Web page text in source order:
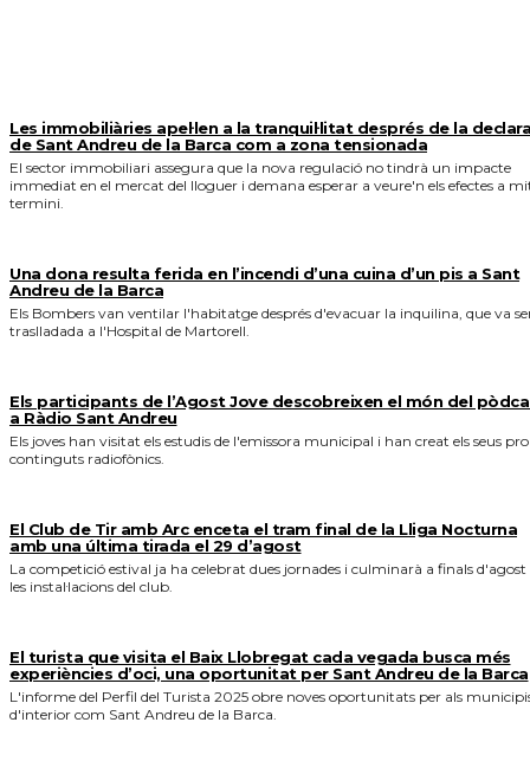
Les immobiliàries apel·len a la tranquil·litat després de la
de Sant Andreu de la Barca com a zona tensionada
El sector immobiliari assegura que la nova regulació no tindrà un impacte
immediat en el mercat del lloguer i demana esperar a veure'n els efectes a
termini.
Una dona resulta ferida en l’incendi d’una cuina d’un pis a Sant
Andreu de la Barca
Els Bombers van ventilar l'habitatge després d'evacuar la inquilina, que va
traslladada a l'Hospital de Martorell.
Els participants de l’Agost Jove descobreixen el món del
a Ràdio Sant Andreu
Els joves han visitat els estudis de l'emissora municipal i han creat els seus
continguts radiofònics.
El Club de Tir amb Arc enceta el tram final de la Lliga Nocturna
amb una última tirada el 29 d’agost
La competició estival ja ha celebrat dues jornades i culminarà a finals d'agost
les instal·lacions del club.
El turista que visita el Baix Llobregat cada vegada busca més
experiències d’oci, una oportunitat per Sant Andreu de la Barca
L'informe del Perfil del Turista 2025 obre noves oportunitats per als
d'interior com Sant Andreu de la Barca.